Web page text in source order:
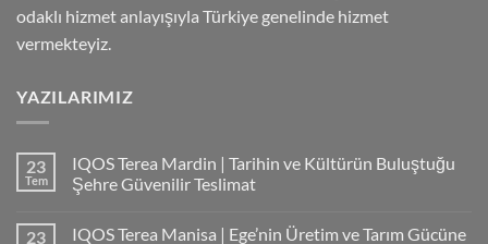
odaklı hizmet anlayışıyla Türkiye genelinde hizmet
vermekteyiz.
YAZILARIMIZ
23
Tem
IQOS Terea Mardin | Tarihin ve Kültürün Buluştuğu
Şehre Güvenilir Teslimat
23 IQOS Terea Manisa | Ege’nin Üretim ve Tarım Gücüne